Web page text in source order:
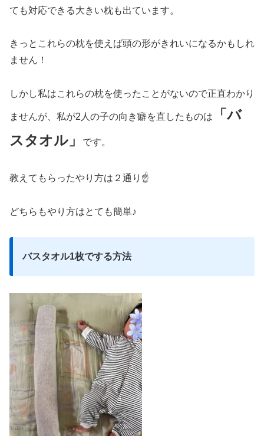
ても対応できる大きい枕も出ています。
きっとこれらの枕を使えば頭の形がきれいになるかもしれ
ません！
しかし私はこれらの枕を使ったことがないので正直わかり
ませんが、私が2人の子の向き癖を直したものは
「バ
スタオル」
です。
教えてもらったやり方は２通り☝
どちらもやり方はとても簡単♪
バスタオル1枚でする方法